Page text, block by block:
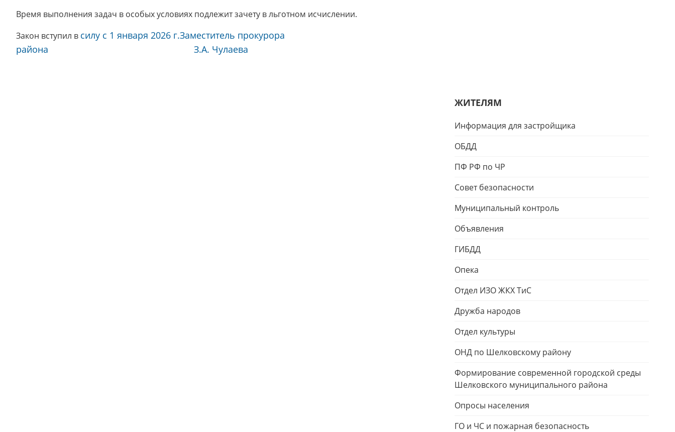
Время выполнения задач в особых условиях подлежит зачету в льготном исчислении.
Закон вступил в силу с 1 января 2026 г.Заместитель прокурора
района З.А. Чулаева
ЖИТЕЛЯМ
Информация для застройщика
ОБДД
ПФ РФ по ЧР
Совет безопасности
Муниципальный контроль
Объявления
ГИБДД
Опека
Отдел ИЗО ЖКХ ТиС
Дружба народов
Отдел культуры
ОНД по Шелковскому району
Формирование современной городской среды
Шелковского муниципального района
Опросы населения
ГО и ЧС и пожарная безопасность